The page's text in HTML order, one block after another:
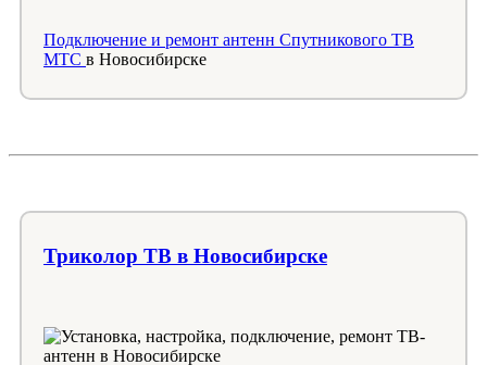
Подключение и ремонт антенн Спутникового ТВ
МТС в Новосибирске
Триколор ТВ в Новосибирске